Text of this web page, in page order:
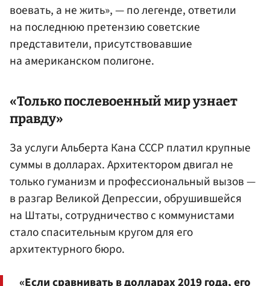
воевать, а не жить», — по легенде, ответили
на последнюю претензию советские
представители, присутствовавшие
на американском полигоне.
«Только послевоенный мир узнает
правду»
За услуги Альберта Кана СССР платил крупные
суммы в долларах. Архитектором двигал не
только гуманизм и профессиональный вызов —
в разгар Великой Депрессии, обрушившейся
на Штаты, сотрудничество с коммунистами
стало спасительным кругом для его
архитектурного бюро.
«Если сравнивать в долларах 2019 года, его